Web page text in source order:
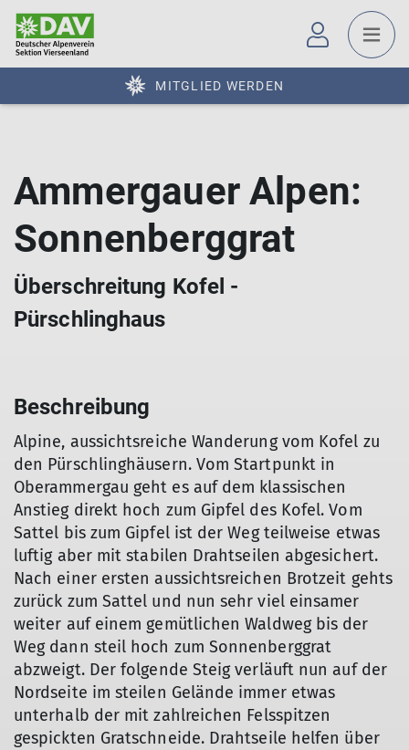
MITGLIED WERDEN
Ammergauer Alpen:
Sonnenberggrat
Überschreitung Kofel -
Pürschlinghaus
Beschreibung
Alpine, aussichtsreiche Wanderung vom Kofel zu
den Pürschlinghäusern. Vom Startpunkt in
Oberammergau geht es auf dem klassischen
Anstieg direkt hoch zum Gipfel des Kofel. Vom
Sattel bis zum Gipfel ist der Weg teilweise etwas
luftig aber mit stabilen Drahtseilen abgesichert.
Nach einer ersten aussichtsreichen Brotzeit gehts
zurück zum Sattel und nun sehr viel einsamer
weiter auf einem gemütlichen Waldweg bis der
Weg dann steil hoch zum Sonnenberggrat
abzweigt. Der folgende Steig verläuft nun auf der
Nordseite im steilen Gelände immer etwas
unterhalb der mit zahlreichen Felsspitzen
gespickten Gratschneide. Drahtseile helfen über